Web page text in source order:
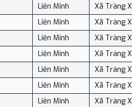
Liên Minh
Xã Tràng
Liên Minh
Xã Tràng
Liên Minh
Xã Tràng
Liên Minh
Xã Tràng
Liên Minh
Xã Tràng
Liên Minh
Xã Tràng
Liên Minh
Xã Tràng